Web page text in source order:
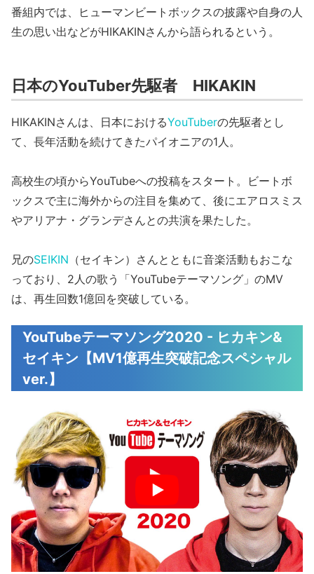
番組内では、ヒューマンビートボックスの披露や自身の人
生の思い出などがHIKAKINさんから語られるという。
日本のYouTuber先駆者 HIKAKIN
HIKAKINさんは、日本におけるYouTuberの先駆者とし
て、長年活動を続けてきたパイオニアの1人。
高校生の頃からYouTubeへの投稿をスタート。ビートボ
ックスで主に海外からの注目を集めて、後にエアロスミス
やアリアナ・グランデさんとの共演を果たした。
兄のSEIKIN （セイキン）さんとともに音楽活動もおこな
っており、2人の歌う「YouTubeテーマソング」のMV
は、再生回数1億回を突破している。
YouTubeテーマソング2020 - ヒカキン&
セイキン【MV1億再生突破記念スペシャル
ver.】